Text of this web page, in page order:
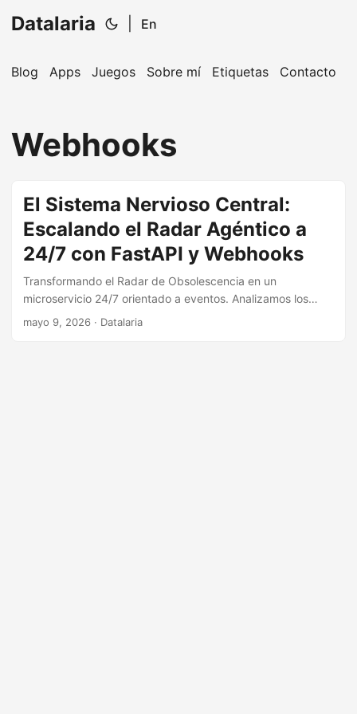
Datalaria En
Blog Apps Juegos Sobre mí Etiquetas Contacto
Webhooks
El Sistema Nervioso Central:
Escalando el Radar Agéntico a
24/7 con FastAPI y Webhooks
Transformando el Radar de Obsolescencia en un
microservicio 24/7 orientado a eventos. Analizamos los
vectores de entrada (Accuris vs. Emails), el enrutamiento
mayo 9, 2026 · Datalaria
¡Hola! Soy tu asistente de Operations Engineering.